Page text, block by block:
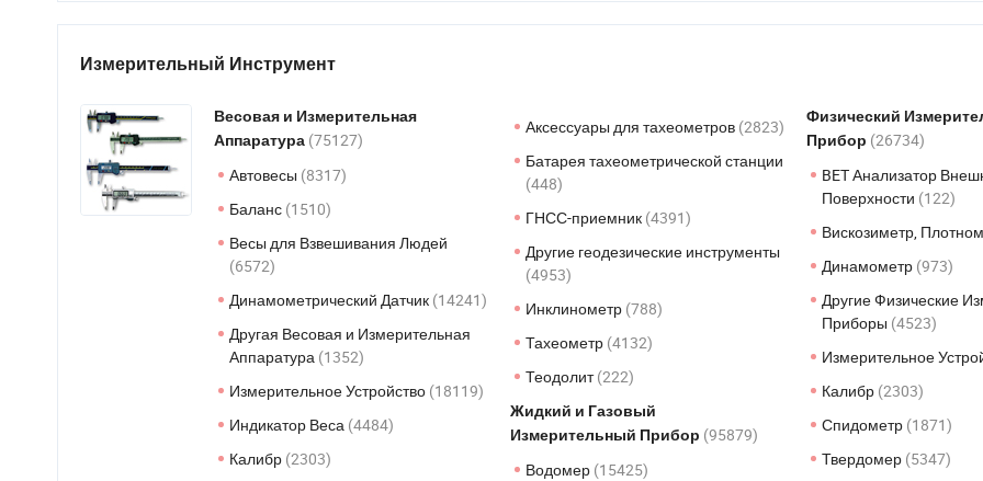
Измерительный Инструмент
Весовая и Измерительная
Аппаратура (75127)
Автовесы (8317)
Баланс (1510)
Весы для Взвешивания Людей
(6572)
Динамометрический Датчик (14241)
Другая Весовая и Измерительная
Аппаратура (1352)
Измерительное Устройство (18119)
Индикатор Веса (4484)
Калибр (2303)
Аксессуары для тахеометров (2823)
Батарея тахеометрической станции
(448)
ГНСС-приемник (4391)
Другие геодезические инструменты
(4953)
Инклинометр (788)
Тахеометр (4132)
Теодолит(222)
Жидкий и Газовый
Измерительный Прибор (95879)
Водомер (15425)
Физический
Прибор (26734)
BET Анализатор
Поверхности (122)
Вискозиметр,
Динамометр (973)
Другие Физические
Приборы (4523)
Измерительное
Калибр (2303)
Спидометр (1871)
Твердомер (5347)